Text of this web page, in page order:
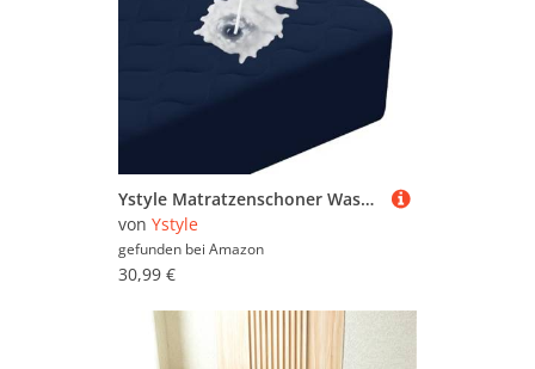
Ystyle Matratzenschoner Wasserdicht 160x190cm, Wasserdicht Atmungsaktive Matratzenbezug, Tiefe Tasche Matratzenbezug Dehnt Sich Bis Zu 30 cm, Rundumbezug Elastisch Matratzenschutz, Navy
von Ystyle
gefunden bei Amazon
30,99 €